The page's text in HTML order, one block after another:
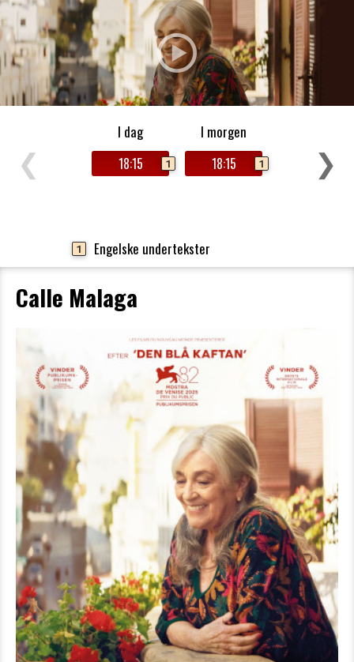
❮
I dag
18:15 1
I morgen
18:15 1 ❯
1 Engelske undertekster
Calle Malaga